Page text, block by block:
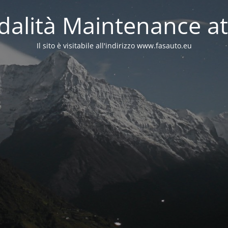
Maintenance
Il sito è visitabile all'indirizzo www.fasauto.eu